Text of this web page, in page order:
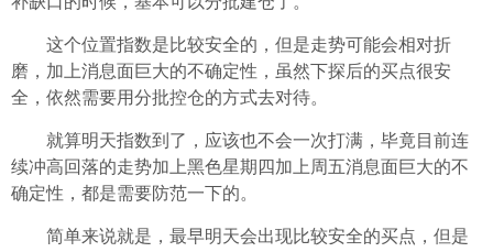
这个位置指数是比较安全的，但是走势可能会相对折
磨，加上消息面巨大的不确定性，虽然下探后的买点很安
全，依然需要用分批控仓的方式去对待。
就算明天指数到了，应该也不会一次打满，毕竟目前连
续冲高回落的走势加上黑色星期四加上周五消息面巨大的不
确定性，都是需要防范一下的。
简单来说就是，最早明天会出现比较安全的买点，但是